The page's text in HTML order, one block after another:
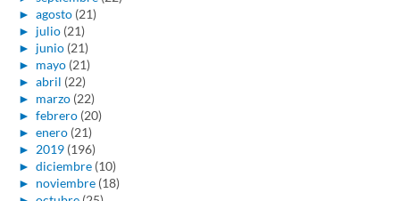
► agosto (21)
► julio (21)
► junio (21)
► mayo (21)
► abril (22)
► marzo (22)
► febrero (20)
► enero (21)
► 2019 (196)
► diciembre (10)
► noviembre (18)